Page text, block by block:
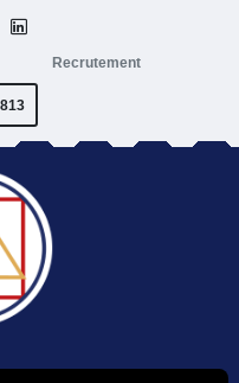
Recrutement